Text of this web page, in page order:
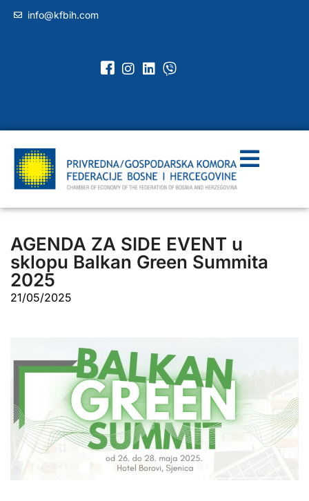
info@kfbih.com
AGENDA ZA SIDE EVENT u
sklopu Balkan Green Summita
2025
21/05/2025